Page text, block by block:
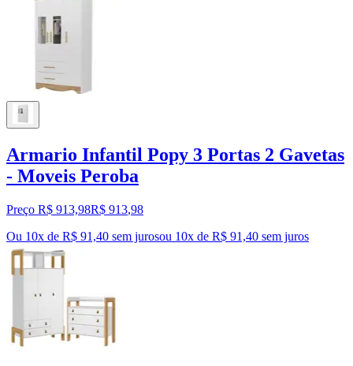
Armario Infantil Popy 3 Portas 2 Gavetas
- Moveis Peroba
Preço R$ 913,98R$ 913,98
Ou 10x de R$ 91,40 sem jurosou 10x de R$ 91,40 sem juros